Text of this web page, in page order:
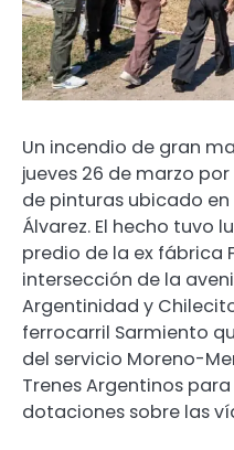
Un incendio de gran
jueves 26 de marzo
de pinturas ubicado
Álvarez. El hecho tuvo
predio de la ex fábrica
intersección de la
Argentinidad y
ferrocarril Sarmiento
del servicio Moreno-
Trenes Argentinos
dotaciones sobre las